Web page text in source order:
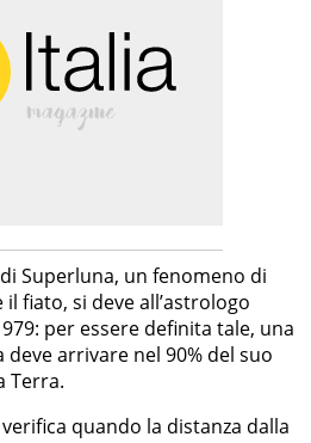
Superluna, un fenomeno di
fiato, si deve all’astrologo
per essere definita tale, una
arrivare nel 90% del suo
Terra.
quando la distanza dalla